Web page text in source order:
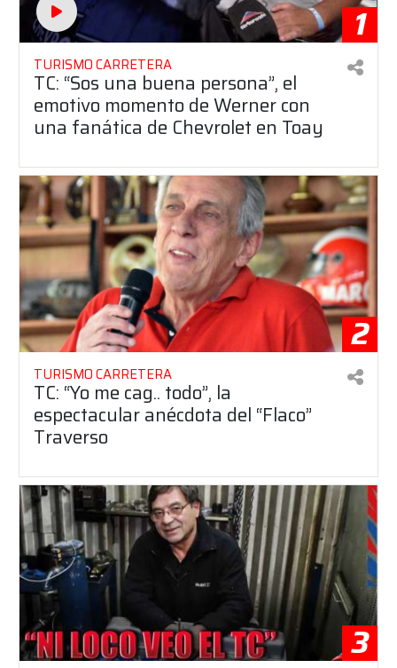
1
TURISMO CARRETERA
TC: “Sos una buena persona”, el
emotivo momento de Werner con
una fanática de Chevrolet en Toay
2
TURISMO CARRETERA
TC: “Yo me cag.. todo”, la
espectacular anécdota del “Flaco”
Traverso
3